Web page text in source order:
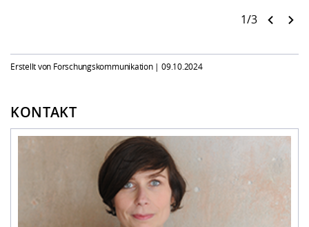
1/3
Erstellt von Forschungskommunikation |09.10.2024
KONTAKT